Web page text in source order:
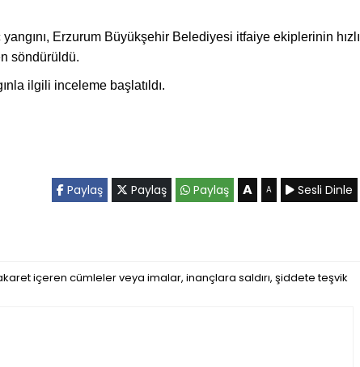
Erzurum Büyükşehir Belediyesi itfaiye ekiplerinin hızlı
söndürüldü.
ilgili inceleme başlatıldı.
Paylaş Paylaş Paylaş A A Sesli Dinle
içeren cümleler veya imalar, inançlara saldırı, şiddete teşvik